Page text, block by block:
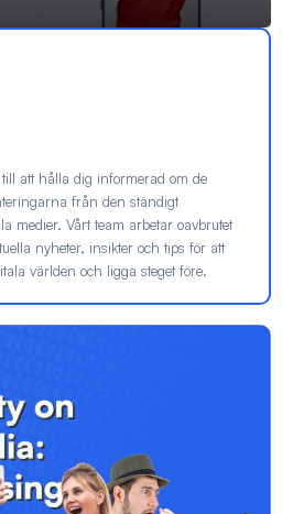
att hålla dig informerad om de
från den ständigt
medier. Vårt team arbetar oavbrutet
nyheter, insikter och tips för att
världen och ligga steget före.